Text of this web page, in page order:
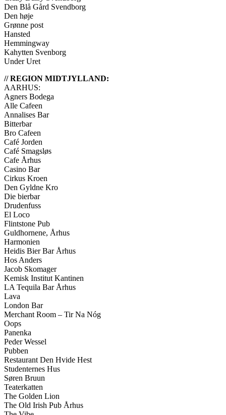
Den Blå Gård Svendborg
Den høje
Grønne post
Hansted
Hemmingway
Kahytten Svenborg
Under Uret
// REGION MIDTJYLLAND:
AARHUS:
Agners Bodega
Alle Cafeen
Annalises Bar
Bitterbar
Bro Cafeen
Café Jorden
Café Smagsløs
Cafe Århus
Casino Bar
Cirkus Kroen
Den Gyldne Kro
Die bierbar
Drudenfuss
El Loco
Flintstone Pub
Guldhornene, Århus
Harmonien
Heidis Bier Bar Århus
Hos Anders
Jacob Skomager
Kemisk Institut Kantinen
LA Tequila Bar Århus
Lava
London Bar
Merchant Room – Tir Na Nóg
Oops
Panenka
Peder Wessel
Pubben
Restaurant Den Hvide Hest
Studenternes Hus
Søren Bruun
Teaterkatten
The Golden Lion
The Old Irish Pub Århus